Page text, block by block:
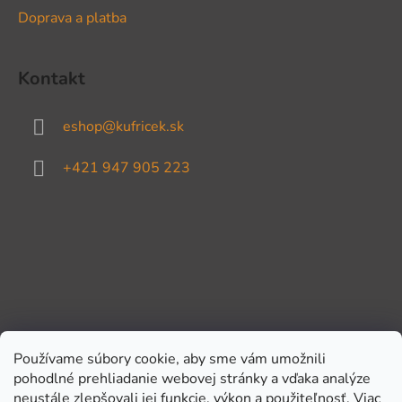
Používame súbory cookie, aby sme vám umožnili
pohodlné prehliadanie webovej stránky a vďaka analýze
Doprava a platba
Kontakt
eshop@kufricek.sk
+421 947 905 223